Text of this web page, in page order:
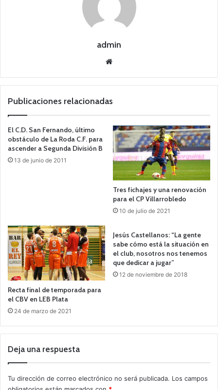
admin
we
Publicaciones relacionadas
El C.D. San Fernando, último
obstáculo de La Roda C.F. para
ascender a Segunda División B
13 de junio de 2011
Tres fichajes y una renovación
para el CP Villarrobledo
10 de julio de 2021
Recta final de temporada para
el CBV en LEB Plata
24 de marzo de 2021
Jesús Castellanos: “La gente
sabe cómo está la situación en
el club, nosotros nos tenemos
que dedicar a jugar”
12 de noviembre de 2018
Deja una respuesta
Tu dirección de correo electrónico no será publicada. Los campos